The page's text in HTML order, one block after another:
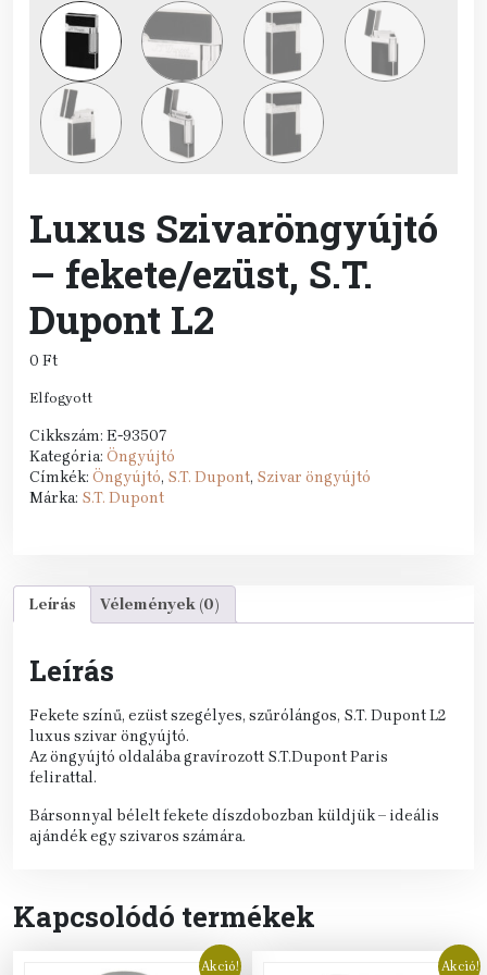
Luxus Szivaröngyújtó
– fekete/ezüst, S.T.
Dupont L2
0 Ft
Elfogyott
Cikkszám: E-93507
Kategória: Öngyújtó
Címkék: Öngyújtó, S.T. Dupont, Szivar öngyújtó
Márka: S.T. Dupont
Leírás Vélemények (0)
Leírás
Fekete színű, ezüst szegélyes, szűrólángos, S.T. Dupont L2
luxus szivar öngyújtó.
Az öngyújtó oldalába gravírozott S.T.Dupont Paris
felirattal.
Bársonnyal bélelt fekete díszdobozban küldjük – ideális
ajándék egy szivaros számára.
Kapcsolódó termékek
Akció! Akció!